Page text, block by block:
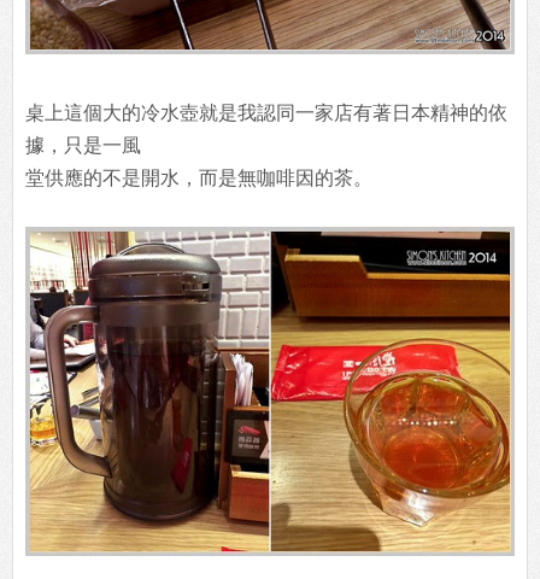
桌上這個大的冷水壺就是我認同一家店有著日本精神的依
據，只是一風
堂供應的不是開水，而是無咖啡因的茶。